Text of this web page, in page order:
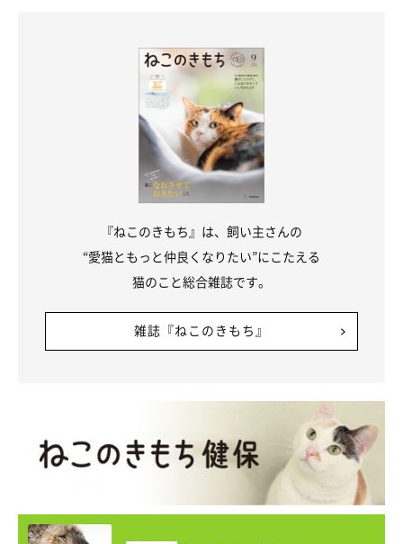
『ねこのきもち』は、飼い主さんの
“愛猫ともっと仲良くなりたい”にこたえる
猫のこと総合雑誌です。
雑誌『ねこのきもち』